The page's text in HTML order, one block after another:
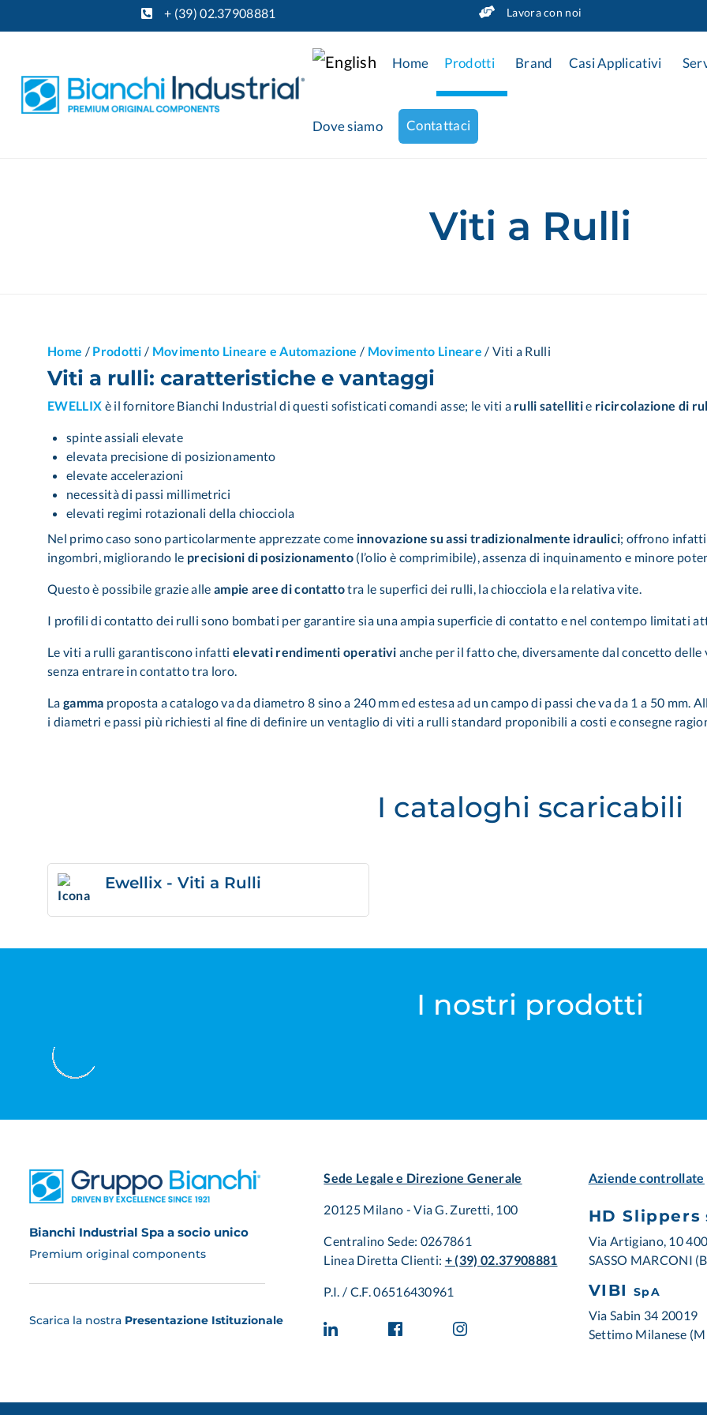
+ (39) 02.37908881 Lavora con noi
Home Prodotti Brand Casi Applicativi
Dove siamo Contattaci
Viti a Rulli
Home / Prodotti / Movimento Lineare e Automazione / Movimento Lineare /Viti a Rulli
Viti a rulli: caratteristiche e vantaggi
EWELLIX è il fornitore Bianchi Industrial di questi sofisticati comandi asse; le viti a rulli satellitie ricircolazione di
spinte assiali elevate
elevata precisione di posizionamento
elevate accelerazioni
necessità di passi millimetrici
elevati regimi rotazionali della chiocciola
Nel primo caso sono particolarmente apprezzate come innovazione su assi tradizionalmente idraulici; offrono infatti
ingombri, migliorando le precisioni di posizionamento(l’olio è comprimibile), assenza di inquinamento e minore
Questo è possibile grazie alle ampie aree di contattotra le superfici dei rulli, la chiocciola e la relativa vite.
I profili di contatto dei rulli sono bombati per garantire sia una ampia superficie di contatto e nel contempo limitati
Le viti a rulli garantiscono infatti elevati rendimenti operativi anche per il fatto che, diversamente dal concetto
senza entrare in contatto tra loro.
La gamma proposta a catalogo va da diametro 8 sino a 240 mm ed estesa ad un campo di passi che va da 1 a 50
i diametri e passi più richiesti al fine di definire un ventaglio di viti a rulli standard proponibili a costi e consegne
I cataloghi scaricabili
Ewellix - Viti a Rulli
I nostri prodotti
Bianchi Industrial Spa a socio unico
Premium original components
Scarica la nostra Presentazione Istituzionale
Sede Legale e Direzione Generale
20125 Milano - Via G. Zuretti, 100
Centralino Sede: 0267861
Linea Diretta Clienti: + (39) 02.37908881
P.I. / C.F. 06516430961
Aziende controllate
HD Slippers
Via Artigiano, 10
SASSO MARCONI
VIBI SpA
Via Sabin 34 20019
Settimo Milanese